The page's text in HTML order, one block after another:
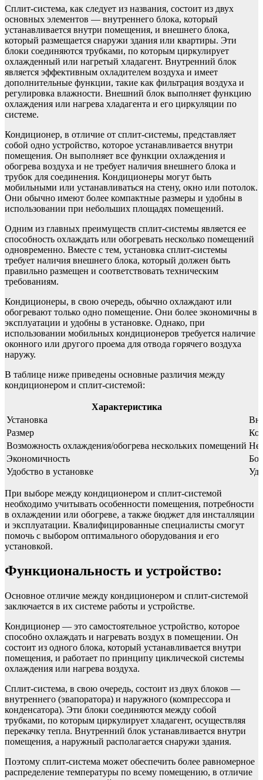
Сплит-система, как следует из названия, состоит из двух
основных элементов — внутреннего блока, который
устанавливается внутри помещения, и внешнего блока,
который размещается снаружи здания или квартиры. Эти
блоки соединяются трубками, по которым циркулирует
охлажденный или нагретый хладагент. Внутренний блок
является эффективным охладителем воздуха и имеет
дополнительные функции, такие как фильтрация воздуха и
регулировка влажности. Внешний блок выполняет функцию
охлаждения или нагрева хладагента и его циркуляции по
системе.
Кондиционер, в отличие от сплит-системы, представляет
собой одно устройство, которое устанавливается внутри
помещения. Он выполняет все функции охлаждения и
обогрева воздуха и не требует наличия внешнего блока и
трубок для соединения. Кондиционеры могут быть
мобильными или устанавливаться на стену, окно или потолок.
Они обычно имеют более компактные размеры и удобны в
использовании при небольших площадях помещений.
Одним из главных преимуществ сплит-системы является ее
способность охлаждать или обогревать несколько помещений
одновременно. Вместе с тем, установка сплит-системы
требует наличия внешнего блока, который должен быть
правильно размещен и соответствовать техническим
требованиям.
Кондиционеры, в свою очередь, обычно охлаждают или
обогревают только одно помещение. Они более экономичны в
эксплуатации и удобны в установке. Однако, при
использовании мобильных кондиционеров требуется наличие
оконного или другого проема для отвода горячего воздуха
наружу.
В таблице ниже приведены основные различия между
кондиционером и сплит-системой:
Характеристика
Установка
Размер
Возможность охлаждения/обогрева нескольких помещений
Экономичность
Удобство в установке
При выборе между кондиционером и сплит-системой
необходимо учитывать особенности помещения, потребности
в охлаждении или обогреве, а также бюджет для инсталляции
и эксплуатации. Квалифицированные специалисты смогут
помочь с выбором оптимального оборудования и его
установкой.
Функциональность и устройство:
Основное отличие между кондиционером и сплит-системой
заключается в их системе работы и устройстве.
Кондиционер — это самостоятельное устройство, которое
способно охлаждать и нагревать воздух в помещении. Он
состоит из одного блока, который устанавливается внутри
помещения, и работает по принципу циклической системы
охлаждения или нагрева воздуха.
Сплит-система, в свою очередь, состоит из двух блоков —
внутреннего (эвапоратора) и наружного (компрессора и
конденсатора). Эти блоки соединяются между собой
трубками, по которым циркулирует хладагент, осуществляя
перекачку тепла. Внутренний блок устанавливается внутри
помещения, а наружный располагается снаружи здания.
Поэтому сплит-система может обеспечить более равномерное
распределение температуры по всему помещению, в отличие